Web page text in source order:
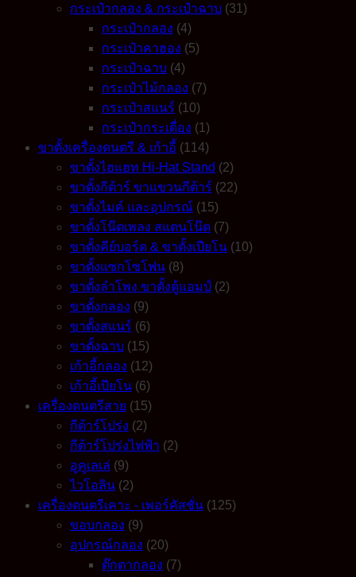
กระเป๋ากลอง & กระเป๋าฉาบ (31)
กระเป๋ากลอง (4)
กระเป๋าคาฮอง (5)
กระเป๋าฉาบ (4)
กระเป๋าไม้กลอง (7)
กระเป๋าสแนร์ (10)
กระเป๋ากระเดื่อง (1)
ขาตั้งเครื่องดนตรี & เก้าอี้ (114)
ขาตั้งไฮแฮท Hi-Hat Stand (2)
ขาตั้งกีต้าร์ ขาแขวนกีต้าร์ (22)
ขาตั้งไมค์ และอุปกรณ์ (15)
ขาตั้งโน๊ตเพลง สแตนโน๊ต (7)
ขาตั้งคีย์บอร์ด & ขาตั้งเปียโน (10)
ขาตั้งแซกโซโฟน (8)
ขาตั้งลำโพง ขาตั้งตู้แอมป์ (2)
ขาตั้งกลอง (9)
ขาตั้งสแนร์ (6)
ขาตั้งฉาบ (15)
เก้าอี้กลอง (12)
เก้าอี้เปียโน (6)
เครื่องดนตรีสาย (15)
กีต้าร์โปร่ง (2)
กีต้าร์โปร่งไฟฟ้า (2)
อูคูเลเล่ (9)
ไวโอลิน (2)
เครื่องดนตรีเคาะ - เพอร์คัสชั่น (125)
ขอบกลอง (9)
อุปกรณ์กลอง (20)
ตุ๊กตากลอง (7)